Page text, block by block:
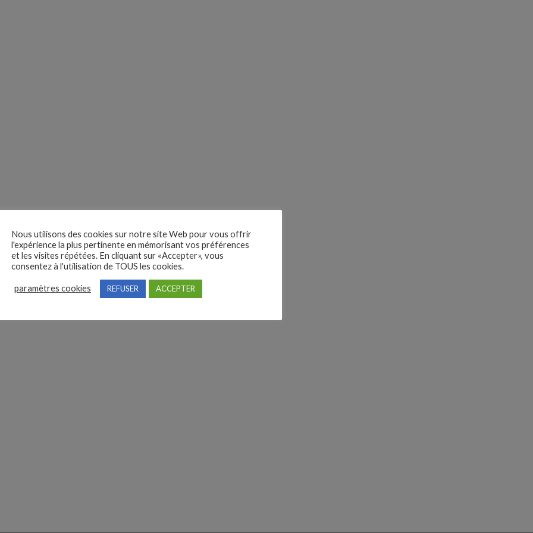
Nous utilisons des cookies sur notre site Web pour vous offrir
l'expérience la plus pertinente en mémorisant vos préférences
et les visites répétées. En cliquant sur «Accepter», vous
consentez à l'utilisation de TOUS les cookies.
paramètres cookies REFUSER ACCEPTER